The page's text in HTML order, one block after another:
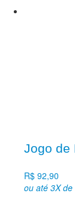
Jogo de
R$ 92,90
ou até 3X